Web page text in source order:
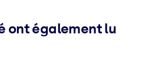
ont également lu